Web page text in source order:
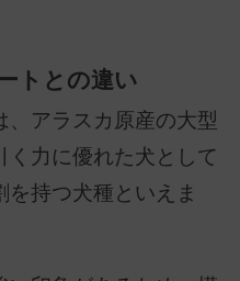
トとの違い
、アラスカ原産の大型
く力に優れた犬として
持つ犬種といえま